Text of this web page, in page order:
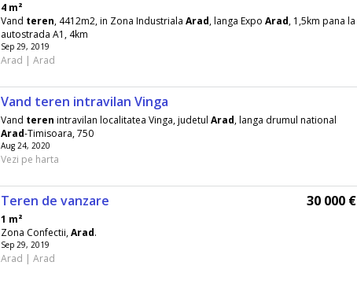
4 m²
Vand teren, 4412m2, in Zona Industriala Arad, langa Expo Arad, 1,5km pana la
autostrada A1, 4km
Sep 29, 2019
Arad | Arad
Vand teren intravilan Vinga
Vand teren intravilan localitatea Vinga, judetul Arad, langa drumul national
Arad-Timisoara, 750
Aug 24, 2020
Vezi pe harta
Teren de vanzare 30 000 €
1 m²
Zona Confectii,Arad.
Sep 29, 2019
Arad | Arad